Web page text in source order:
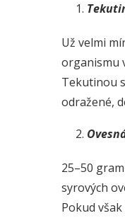
Už velmi
organismu
Tekutinou
odražené,
25–50
syrových
Pokud